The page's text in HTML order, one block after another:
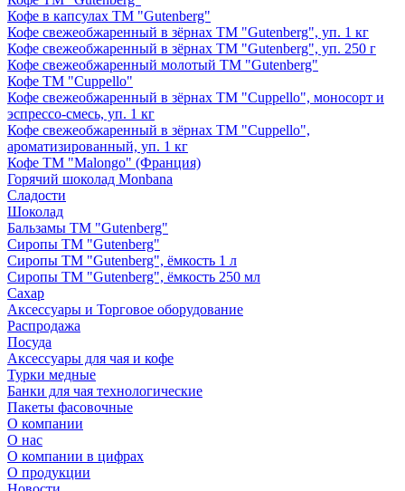
Кофе в капсулах ТМ "Gutenberg"
Кофе свежеобжаренный в зёрнах ТМ "Gutenberg", уп. 1 кг
Кофе свежеобжаренный в зёрнах ТМ "Gutenberg", уп. 250 г
Кофе свежеобжаренный молотый ТМ "Gutenberg"
Кофе ТМ "Cuppello"
Кофе свежеобжаренный в зёрнах ТМ "Cuppello", моносорт и
эспрессо-смесь, уп. 1 кг
Кофе свежеобжаренный в зёрнах ТМ "Cuppello",
ароматизированный, уп. 1 кг
Кофе ТМ "Malongo" (Франция)
Горячий шоколад Monbana
Сладости
Шоколад
Бальзамы ТМ "Gutenberg"
Сиропы ТМ "Gutenberg"
Сиропы ТМ "Gutenberg", ёмкость 1 л
Сиропы ТМ "Gutenberg", ёмкость 250 мл
Сахар
Аксессуары и Торговое оборудование
Распродажа
Посуда
Аксессуары для чая и кофе
Турки медные
Банки для чая технологические
Пакеты фасовочные
О компании
О нас
О компании в цифрах
О продукции